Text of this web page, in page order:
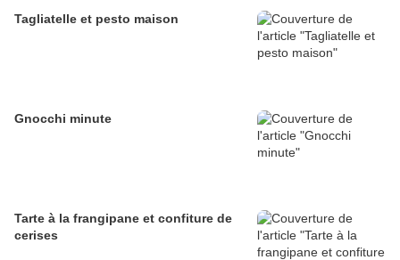
Tagliatelle et pesto maison
Gnocchi minute
Tarte à la frangipane et confiture de
cerises